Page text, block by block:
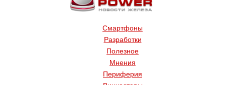
Смартфоны
Разработки
Полезное
Мнения
Периферия